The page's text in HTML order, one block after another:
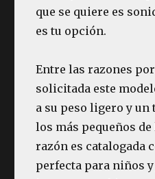
que se quiere es
es tu opción.
Entre las razones
solicitada este
a su peso ligero y un
los más pequeños de
razón es catalogada
perfecta para niños